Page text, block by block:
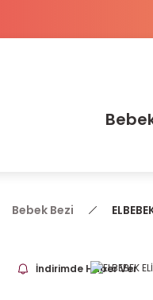
Bebek Bezi
İndirimde Haber Ver